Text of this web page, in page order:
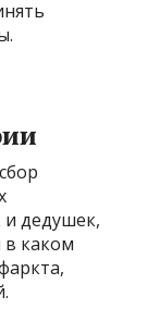
и дедушек,
в каком